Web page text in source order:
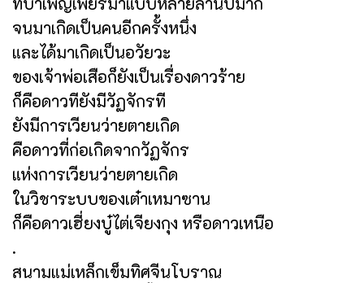
จนมาเกิดเป็นคนอีกครั้งหนึ่ง
และได้มาเกิดเป็นอวัยวะ
ของเจ้าพ่อเสือก็ยังเป็นเรื่องดาวร้าย
ก็คือดาวทียังมีวัฏจักรที
ยังมีการเวียนว่ายตายเกิด
คือดาวที่ก่อเกิดจากวัฏจักร
แห่งการเวียนว่ายตายเกิด
ในวิชาระบบของเต๋าเหมาซาน
ก็คือดาวเฮี่ยงบู๋ไต่เจียงกุง หรือดาวเหนือ
.
สนามแม่เหล็กเข็มทิศจีนโบราณ